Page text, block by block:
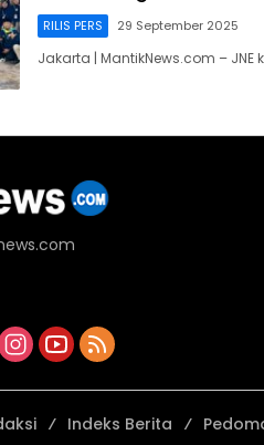
RILIS PERS 29 September 2025
Jakarta | MantikNews.com –
Indeks Berita